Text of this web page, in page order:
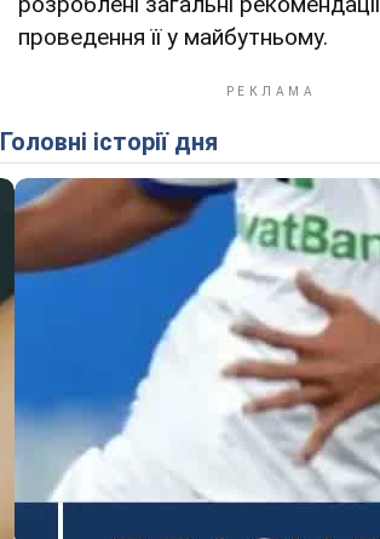
проведення її у майбутньому.
Головні історії дня